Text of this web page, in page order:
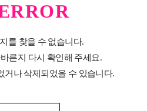
를 찾을 수 없습니다.
른지 다시 확인해 주세요.
거나 삭제되었을 수 있습니다.